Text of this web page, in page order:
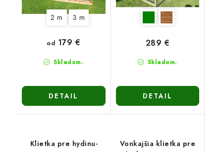
2 m 3 m
Skladom.
od 179 €
DETAIL
Skladom.
289 €
DETAIL
Klietka pre hydinu-
Vonkajšia klietka pre